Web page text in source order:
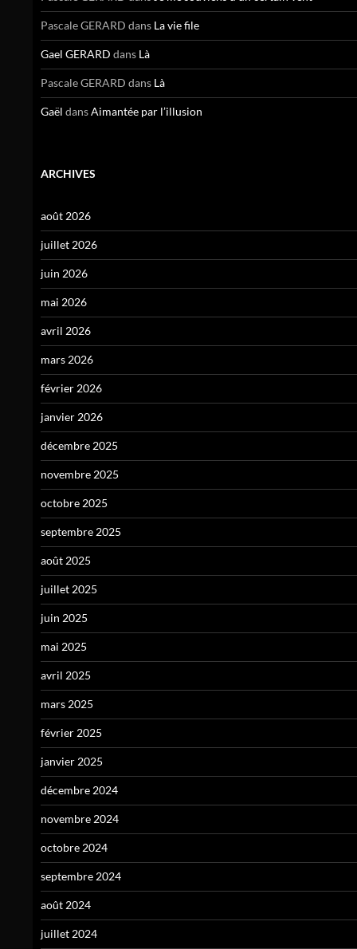
Pascale GERARD dans La vie file
Gael GERARD dans Là
Pascale GERARD dans Là
Gaël dansAimantée par l’illusion
ARCHIVES
août 2026
juillet 2026
juin 2026
mai 2026
avril 2026
mars 2026
février 2026
janvier 2026
décembre 2025
novembre 2025
octobre 2025
septembre 2025
août 2025
juillet 2025
juin 2025
mai 2025
avril 2025
mars 2025
février 2025
janvier 2025
décembre 2024
novembre 2024
octobre 2024
septembre 2024
août 2024
juillet 2024